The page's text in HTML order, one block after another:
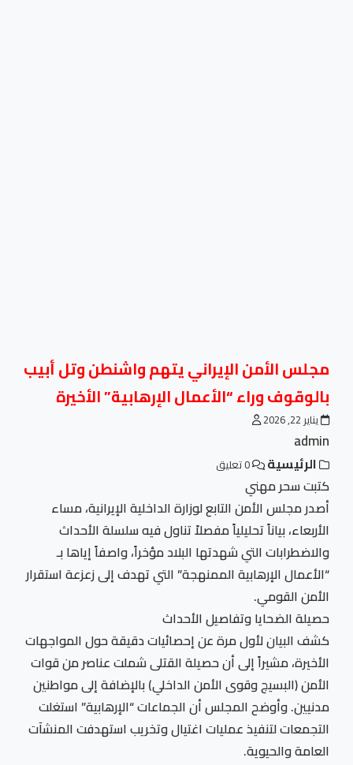
مجلس الأمن الإيراني يتهم واشنطن وتل أبيب
بالوقوف وراء “الأعمال الإرهابية” الأخيرة
يناير 22, 2026
admin
الرئيسية
كتبت سحر مهني
أصدر مجلس الأمن التابع لوزارة الداخلية الإيرانية، مساء
الأربعاء، بياناً تحليلياً مفصلاً تناول فيه سلسلة الأحداث
والاضطرابات التي شهدتها البلاد مؤخراً، واصفاً إياها بـ
“الأعمال الإرهابية الممنهجة” التي تهدف إلى زعزعة استقرار
الأمن القومي.
حصيلة الضحايا وتفاصيل الأحداث
كشف البيان لأول مرة عن إحصائيات دقيقة حول المواجهات
الأخيرة، مشيراً إلى أن حصيلة القتلى شملت عناصر من قوات
الأمن (البسيج وقوى الأمن الداخلي) بالإضافة إلى مواطنين
مدنيين. وأوضح المجلس أن الجماعات “الإرهابية” استغلت
التجمعات لتنفيذ عمليات اغتيال وتخريب استهدفت المنشآت
العامة والحيوية.